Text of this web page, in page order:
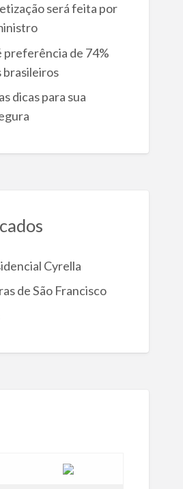
será feita por
preferência de 74%
brasileiros
dicas para sua
Cyrella
de São Francisco